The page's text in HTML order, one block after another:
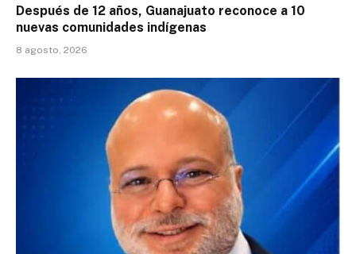
Después de 12 años, Guanajuato reconoce a 10
nuevas comunidades indígenas
8 agosto, 2026